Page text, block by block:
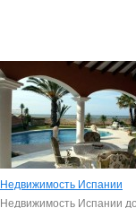
Недвижимость Испании
Недвижимость Испании